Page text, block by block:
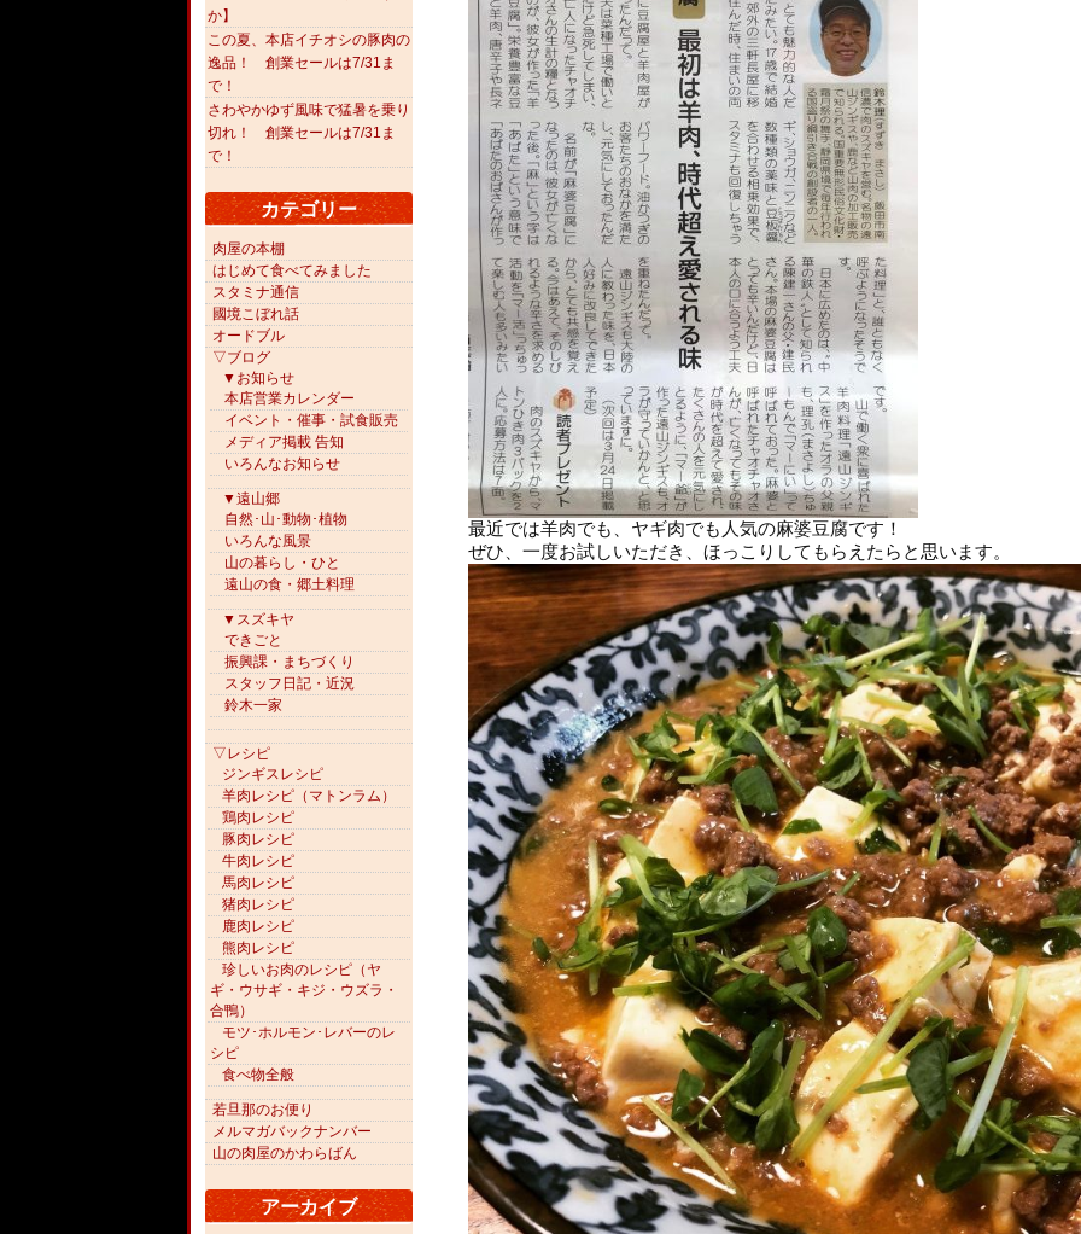
最近では羊肉でも、ヤギ肉でも人気の麻婆豆腐です！
ぜひ、一度お試しいただき、ほっこりしてもらえたらと思います。
か】
この夏、本店イチオシの豚肉の
逸品！ 創業セールは7/31ま
で！
さわやかゆず風味で猛暑を乗り
切れ！ 創業セールは7/31ま
で！
カテゴリー
肉屋の本棚
はじめて食べてみました
スタミナ通信
國境こぼれ話
オードブル
▽ブログ
▼お知らせ
本店営業カレンダー
イベント・催事・試食販売
メディア掲載 告知
いろんなお知らせ
▼遠山郷
自然･山･動物･植物
いろんな風景
山の暮らし・ひと
遠山の食・郷土料理
▼スズキヤ
できごと
振興課・まちづくり
スタッフ日記・近況
鈴木一家
▽レシピ
ジンギスレシピ
羊肉レシピ（マトンラム）
鶏肉レシピ
豚肉レシピ
牛肉レシピ
馬肉レシピ
猪肉レシピ
鹿肉レシピ
熊肉レシピ
珍しいお肉のレシピ（ヤ
ギ・ウサギ・キジ・ウズラ・
合鴨）
モツ･ホルモン･レバーのレ
シピ
食べ物全般
若旦那のお便り
メルマガバックナンバー
山の肉屋のかわらばん
アーカイブ